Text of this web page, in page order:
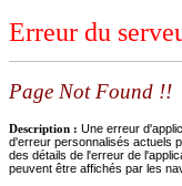
Erreur du
Page Not Found !!
Description : Une erreur
d'erreur personnalisés actuels
des détails de l'erreur de
peuvent être affichés par les